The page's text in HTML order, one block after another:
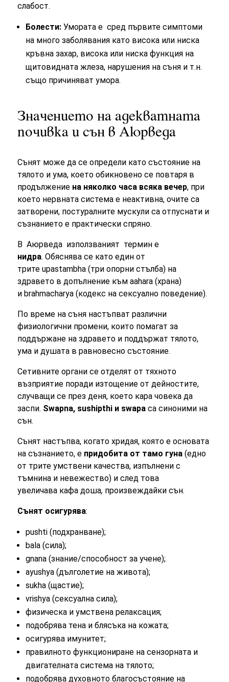
слабост.
Болести: Умората е сред първите симптоми
на много заболявания като висока или ниска
кръвна захар, висока или ниска функция на
щитовидната жлеза, нарушения на съня и т.н.
също причиняват умора.
Значението на адекватната
почивка и сън в Аюрведа
Сънят може да се определи като състояние на
тялото и ума, което обикновено се повтаря в
продължение на няколко часа всяка вечер, при
което нервната система е неактивна, очите са
затворени, постуралните мускули са отпуснати и
съзнанието е практически спряно.
В Аюрведа използваният термин е
нидра. Обяснява се като един от
трите upastambha (три опорни стълба) на
здравето в допълнение към aahara (храна)
и brahmacharya (кодекс на сексуално поведение).
По време на съня настъпват различни
физиологични промени, които помагат за
поддържане на здравето и поддържат тялото,
ума и душата в равновесно състояние.
Сетивните органи се отделят от тяхното
възприятие поради изтощение от дейностите,
случващи се през деня, което кара човека да
заспи. Swapna, sushipthi и swapaса синоними на
сън.
Сънят настъпва, когато хридая, която е основата
на съзнанието, е придобита от тамо гуна (едно
от трите умствени качества, изпълнени с
тъмнина и невежество) и след това
увеличава кафа доша, произвеждайки сън.
Сънят осигурява:
pushti (подхранване);
bala (сила);
gnana (знание/способност за учене);
ayushya (дълголетие на живота);
sukha (щастие);
vrishya (сексуална сила);
физическа и умствена релаксация;
подобрява тена и блясъка на кожата;
осигурява имунитет;
правилното функциониране на сензорната и
двигателната система на тялото;
подобрява духовното благосъстояние на